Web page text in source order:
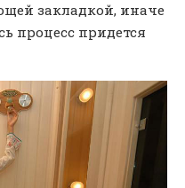
закладкой, иначе
процесс придется